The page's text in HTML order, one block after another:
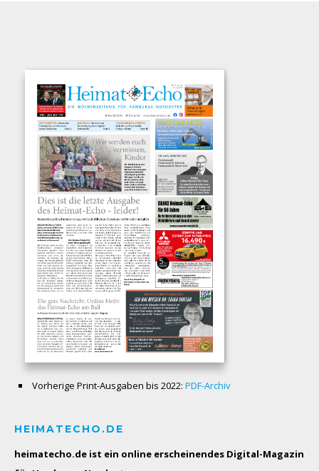
Vorherige Print-Ausgaben bis 2022: PDF-Archiv
HEIMATECHO.DE
heimatecho.de ist ein online erscheinendes Digital-Magazin